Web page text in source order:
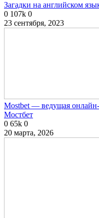
Загадки на английском
0 107k 0
23 сентября, 2023
Mostbet — ведущая
Мостбет
0 65k 0
20 марта, 2026